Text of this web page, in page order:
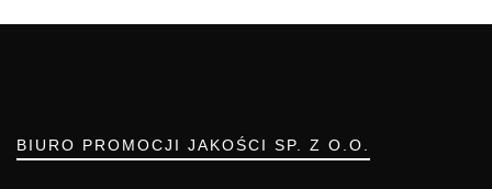
BIURO PROMOCJI JAKOŚCI SP. Z O.O.